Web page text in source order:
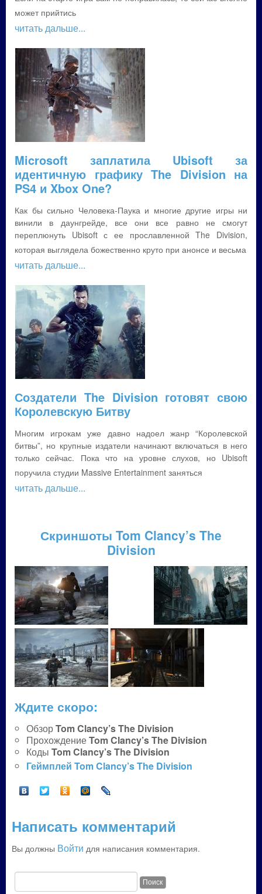
может прийтись
читать дальше...
Microsoft заплатила Ubisoft за
идентичную графику The Division на
PS4 и Xbox One?
Как бы сильно Человека-Паука и многие другие игры ни
винили в даунгрейде, все они все равно не смогут
переплюнуть Ubisoft с ее прославленной The Division,
которая выглядела божественно круто при анонсе и весьма
читать дальше...
Создатели The Division готовят свою
Королевскую Битву
Многим игрокам уже давно надоел жанр “Королевской
битвы”, но крупные издатели начинают включаться в него
только сейчас. Пока что на уровне слухов, но Ubisoft
поручила студии Massive Entertainment заняться
читать дальше...
Скриншоты Tom Clancy’s The
Division
Ждите скоро:
ОбзорTom Clancy’s The Division
ПрохождениеTom Clancy’s The Division
Коды Tom Clancy’s The Division
Геймплей Tom Clancy’s The Division
Написать комментарий
Вы должны Войти для написания комментария.